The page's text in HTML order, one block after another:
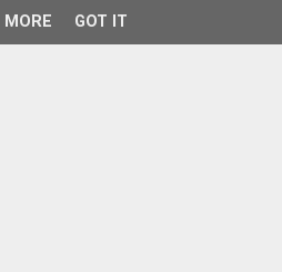
MORE GOT IT